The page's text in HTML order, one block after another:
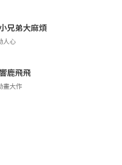
兄弟大麻煩
人心
鹿飛飛
畫大作